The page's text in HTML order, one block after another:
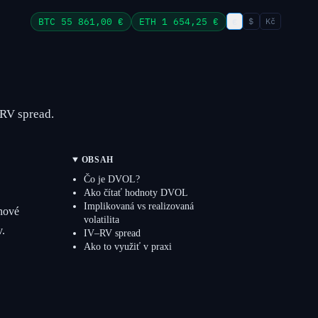
BTC 55 861,00 € ETH 1 654,25 € $ Kč
spread.
OBSAH
Čo je DVOL?
Ako čítať hodnoty DVOL
Implikovaná vs realizovaná
volatilita
IV–RV spread
Ako to využiť v praxi